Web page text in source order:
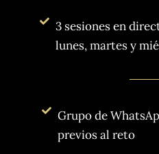
3 sesiones en
lunes, martes y
Grupo de
previos al reto